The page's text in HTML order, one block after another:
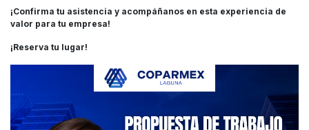
¡Confirma tu asistencia y acompáñanos en esta experiencia de
valor para tu empresa!
¡Reserva tu lugar!